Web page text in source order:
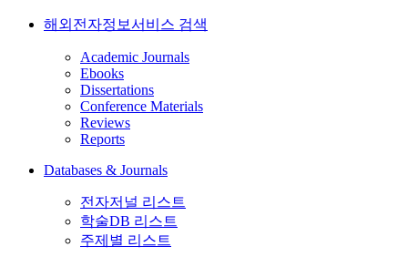
해외전자정보서비스 검색
Academic Journals
Ebooks
Dissertations
Conference Materials
Reviews
Reports
Databases & Journals
전자저널 리스트
학술DB 리스트
주제별 리스트